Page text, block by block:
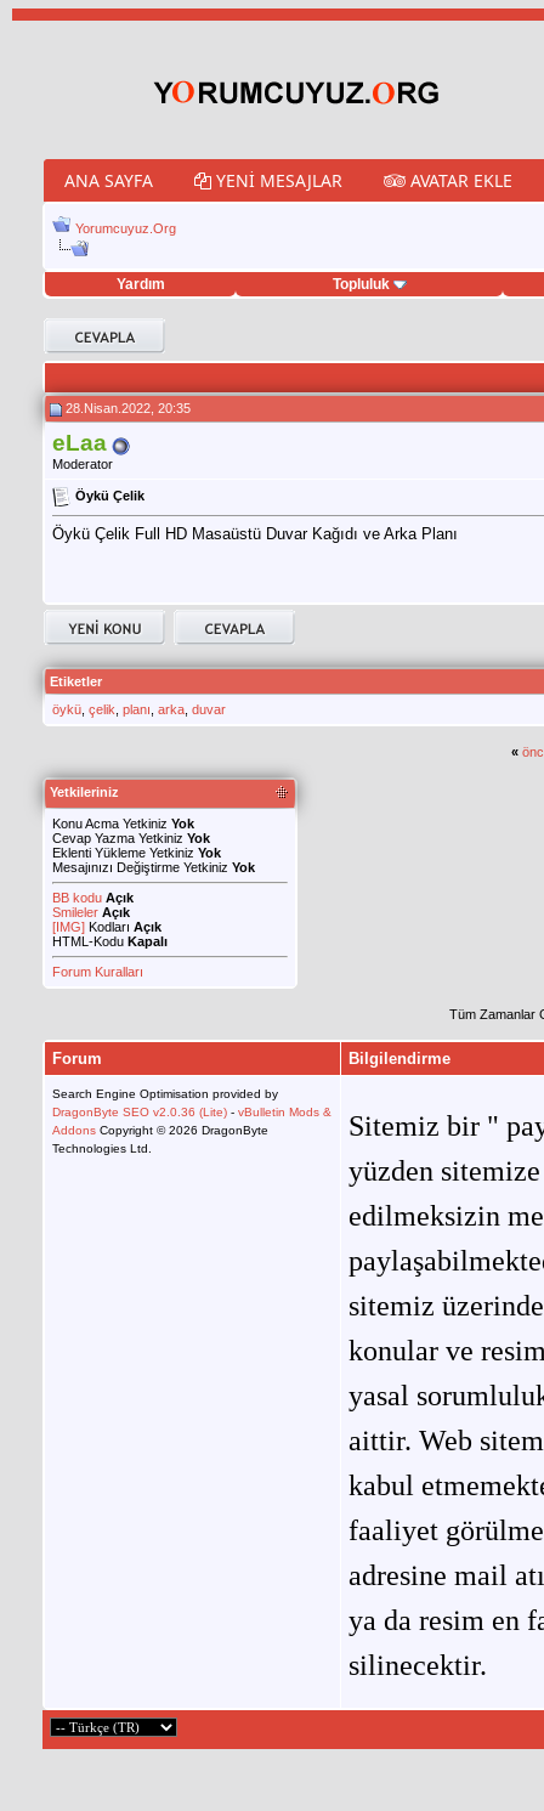
ANA SAYFA YENI MESAJLAR AVATAR EKLE
Yorumcuyuz.Org
Yardım Topluluk
hilesi
28.Nisan.2022, 20:35
eLaa
Moderator
Öykü Çelik
Öykü Çelik Full HD Masaüstü Duvar Kağıdı ve Arka Planı
Etiketler
öykü çelik planı arka duvar
«
Yetkileriniz
Konu Acma Yetkiniz Yok
Cevap Yazma Yetkiniz Yok
Eklenti Yükleme Yetkiniz Yok
Mesajınızı Değiştirme Yetkiniz Yok
BB kodu Açık
Smileler Açık
[IMG] Kodları Açık
HTML-Kodu Kapalı
Forum Kuralları
Tüm Zamanlar
Forum Bilgilendirme
Search Engine Optimisation provided by
DragonByte SEO v2.0.36 (Lite) - vBulletin Mods &
Addons Copyright © 2026 DragonByte
Technologies Ltd.
Sitemiz bir "
yüzden
edilmeksizin
sitemiz
konular ve
yasal
aittir. Web
kabul
faaliyet
adresine mail
ya da resim en
silinecektir.